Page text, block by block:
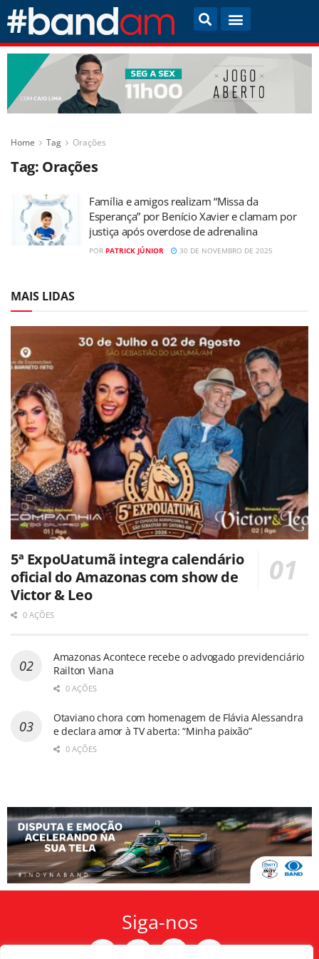
Home Tag Orações
Tag: Orações
Família e amigos realizam “Missa da
Esperança” por Benício Xavier e clamam por
justiça após overdose de adrenalina
POR PATRICK JÚNIOR 30 DE NOVEMBRO DE 2025
MAIS LIDAS
5ª ExpoUatumã integra calendário
oficial do Amazonas com show de
Victor & Leo
0 AÇÕES
Amazonas Acontece recebe o advogado previdenciário
Railton Viana
0 AÇÕES
Otaviano chora com homenagem de Flávia Alessandra
e declara amor à TV aberta: “Minha paixão”
0 AÇÕES
Siga-nos